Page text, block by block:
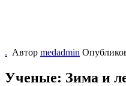
. Автор medadmin
Ученые: Зима и